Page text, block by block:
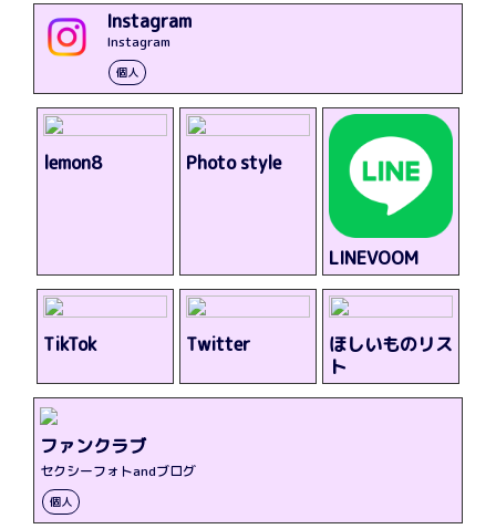
Instagram
Instagram
個人
lemon8 Photo style
LINEVOOM
TikTok Twitter
ほしいものリス
ト
ファンクラブ
セクシーフォトandブログ
個人